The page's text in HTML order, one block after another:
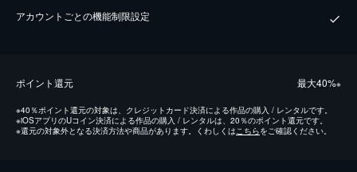
アカウントごとの機能制限設定
ポイント還元 最⼤40%※
※40％ポイント還元の対象は、クレジットカード決済による作品の購入 / レンタルです。
※iOSアプリのUコイン決済による作品の購入 / レンタルは、20％のポイント還元です。
※還元の対象外となる決済方法や商品があります。くわしくはこちらをご確認ください。